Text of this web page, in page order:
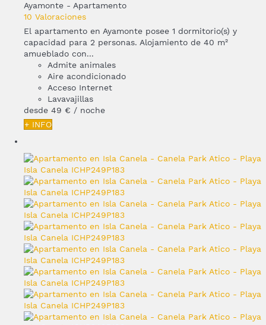
Ayamonte - Apartamento
10 Valoraciones
El apartamento en Ayamonte posee 1 dormitorio(s) y
capacidad para 2 personas. Alojamiento de 40 m²
amueblado con...
Admite animales
Aire acondicionado
Acceso Internet
Lavavajillas
desde 49 € / noche
+ INFO